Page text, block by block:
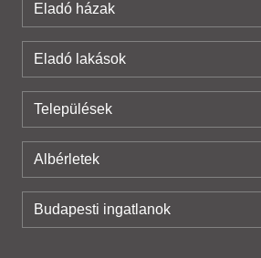
Eladó házak
Eladó lakások
Települések
Albérletek
Budapesti ingatlanok